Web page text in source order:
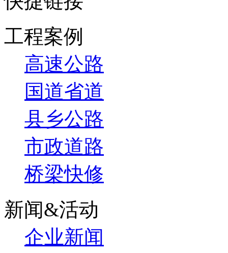
工程案例
高速公路
国道省道
县乡公路
市政道路
桥梁快修
新闻&活动
企业新闻